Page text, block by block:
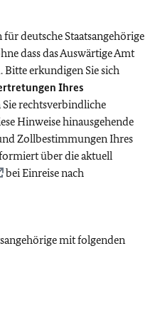
deutsche Staatsangehörige
dass das Auswärtige Amt
erkundigen Sie sich
Ihres
rechtsverbindliche
Hinweise hinausgehende
Zollbestimmungen Ihres
über die aktuell
bei Einreise nach
mit folgenden